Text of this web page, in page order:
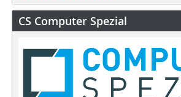
CS Computer Spezial